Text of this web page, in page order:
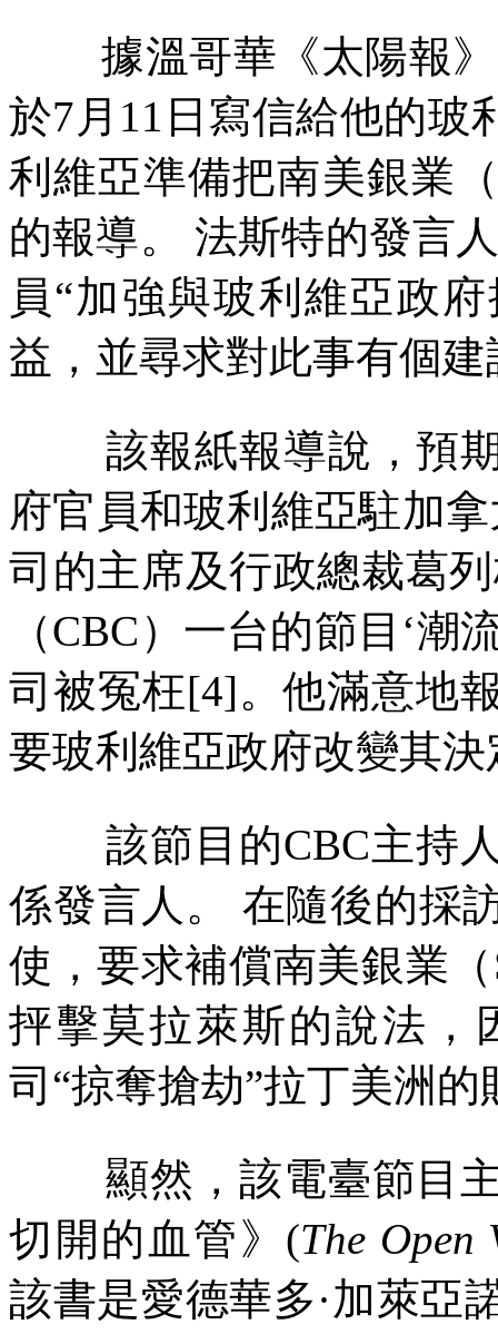
據溫哥華《太陽報
於7 月 11 日寫信給他的玻
利維亞準備把南美銀業
的報導。
法斯特的發言
員“加強與玻利維亞政
益，並尋求對此事有個
該報紙報導說，預
府官員和玻利維亞駐加
司的主席及行政總裁葛
（CBC ）一台的節目‘潮
司被冤枉[4]。他滿意地
要玻利維亞政府改變其決
該節目的CBC主持
係發言人。
在隨後的採
使，要求補償南美銀業（
抨擊莫拉萊斯的說法，
司 “掠奪搶劫”拉丁美洲的
顯然，該電臺節目
切開的血管》 (The Open
該書是愛德華多·加萊亞